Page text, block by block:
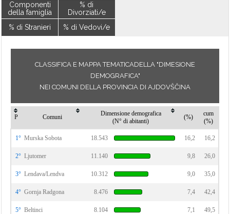
Componenti
della famiglia
% di Stranieri
% di
Divorziati/e
% di Vedovi/e
CLASSIFICA E MAPPA TEMATICADELLA "DIMESIONE
DEMOGRAFICA"
NEI COMUNI DELLA PROVINCIA DI AJDOVŠČINA
P Comuni
Dimensione demografica
(N° di abitanti)
(%)
cum
(%)
1° Murska Sobota 18.543 16,2 16,2
2° Ljutomer 11.140 9,8 26,0
3° Lendava/Lendva 10.312 9,0 35,0
4° Gornja Radgona 8.476 7,4 42,4
5° Beltinci 8.104 7,1 49,5